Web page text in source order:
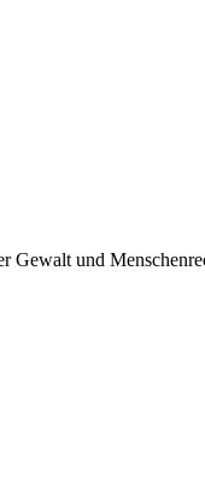
Gewalt und